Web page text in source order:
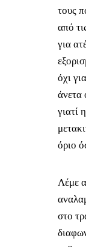
τους
από
για
όχι
άνετα
γιατί
όριο
Λέμε
στο